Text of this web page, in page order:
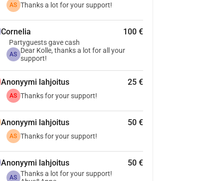
AS Thanks a lot for your support!
Cornelia 100 €
Partyguests gave cash
AS Dear Kolle, thanks a lot for all your
support!
Anonyymi lahjoitus 25 €
AS Thanks for your support!
Anonyymi lahjoitus 50 €
AS Thanks for your support!
Anonyymi lahjoitus 50 €
AS Thanks a lot for your support!